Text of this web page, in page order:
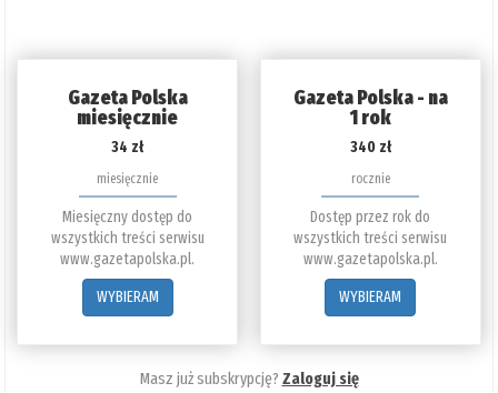
Gazeta Polska
miesięcznie
34 zł
miesięcznie
Miesięczny dostęp do
wszystkich treści serwisu
www.gazetapolska.pl.
WYBIERAM
Gazeta Polska - na
1 rok
340 zł
rocznie
Dostęp przez rok do
wszystkich treści serwisu
www.gazetapolska.pl.
WYBIERAM
Masz już subskrypcję? Zaloguj się